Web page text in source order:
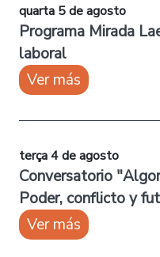
quarta 5 de agosto
Programa Mirada
laboral
Ver más
terça 4 de agosto
Conversatorio
Poder, conflicto y
Ver más